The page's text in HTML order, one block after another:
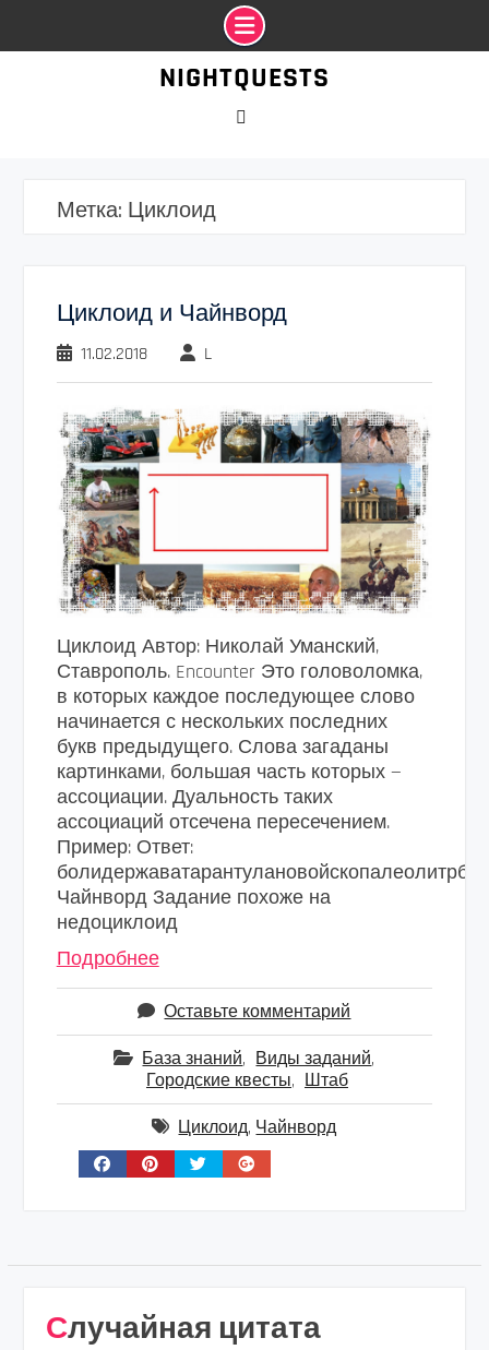
NIGHTQUESTS
Метка: Циклоид
Циклоид и Чайнворд
11.02.2018 L
Циклоид Автор: Николай Уманский,
Ставрополь. Encounter Это головоломка,
в которых каждое последующее слово
начинается с нескольких последних
букв предыдущего. Слова загаданы
картинками, большая часть которых —
ассоциации. Дуальность таких
ассоциаций отсечена пересечением.
Пример: Ответ:
Чайнворд Задание похоже на
недоциклоид
Подробнее
Оставьте комментарий
База знаний, Виды заданий,
Городские квесты, Штаб
Циклоид, Чайнворд
Случайная цитата